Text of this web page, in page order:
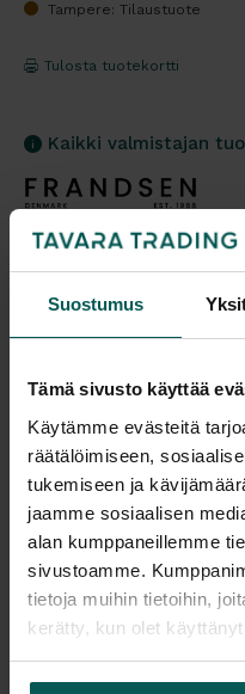
Suostumus
Tämä sivusto käyttää
Käytämme evästeitä
räätälöimiseen,
tukemiseen ja
jaamme sosiaalisen
alan kumppaneillemme
sivustoamme.
tietoja muihin tietoihin,
kerätty, kun olet
Tampere: Tilaustuote
Tulosta tuotekortti
Kaikki valmistajan
Tuotekuvaus
Benny Frandsenin
Ball-valaisimeen.
valon lämpöä ja luo
Pallomainen
yläosa yhdistävät
tunnistettavan
ilmeeseen. Valaisin
ravintoloihin,
edustustiloihin.
Suunnittelija
Lisätiedot